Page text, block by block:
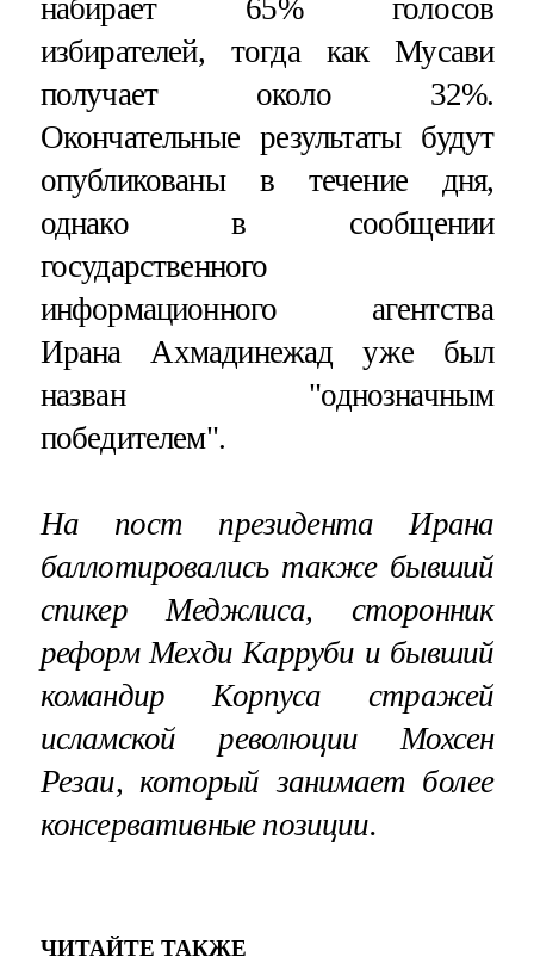
набирает 65% голосов
избирателей, тогда как Мусави
получает около 32%.
Окончательные результаты будут
опубликованы в течение дня,
однако в сообщении
государственного
информационного агентства
Ирана Ахмадинежад уже был
назван "однозначным
победителем".
На пост президента Ирана
баллотировались также бывший
спикер Меджлиса, сторонник
реформ Мехди Карруби и бывший
командир Корпуса стражей
исламской революции Мохсен
Резаи, который занимает более
консервативные позиции.
ЧИТАЙТЕ ТАКЖЕ